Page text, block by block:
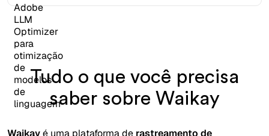
Tudo o que você precisa
saber sobre Waikay
Waikayé uma plataforma de rastreamento de